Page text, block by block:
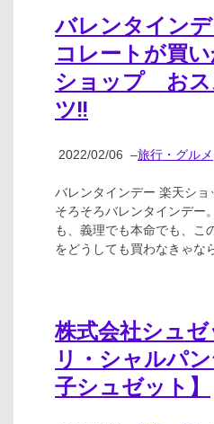
バレンタイン
コレートが買
ショップ おス
ツ!!
2022/02/06 –旅行・グルメ
バレンタインデー 楽天シ
そろそろバレンタインデー
も、義理でも本命でも、こ
をどうしても買わなきゃな
株式会社シュ
リ・シャルパ
子シュゼット】